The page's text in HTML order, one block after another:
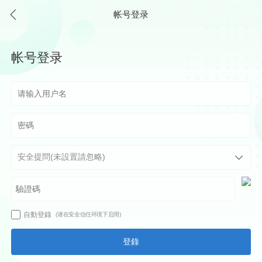
帐号登录
帐号登录
自動登錄 (请在安全信任环境下启用)
登錄